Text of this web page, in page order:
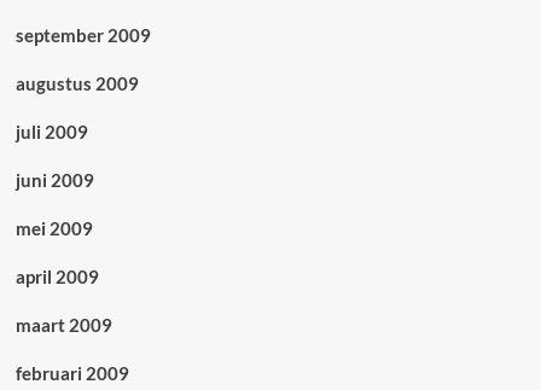
september 2009
augustus 2009
juli 2009
juni 2009
mei 2009
april 2009
maart 2009
februari 2009